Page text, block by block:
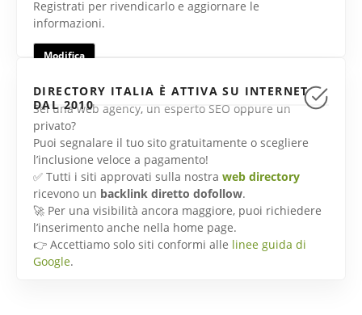
Registrati per rivendicarlo e aggiornare le
informazioni.
Modifica
DIRECTORY ITALIA È ATTIVA SU INTERNET
DAL 2010
Sei una web agency, un esperto SEO oppure un
privato?
Puoi segnalare il tuo sito gratuitamente o scegliere
l’inclusione veloce a pagamento!
✅ Tutti i siti approvati sulla nostra web directory
ricevono un backlink diretto dofollow.
🚀 Per una visibilità ancora maggiore, puoi richiedere
l’inserimento anche nella home page.
👉 Accettiamo solo siti conformi alle linee guida di
Google.